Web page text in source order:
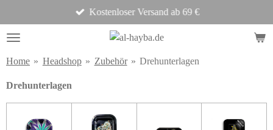
Hauptinhalt
springen
Kostenloser Versand ab 69 €
Home » Headshop » Zubehör » Drehunterlagen
Drehunterlagen